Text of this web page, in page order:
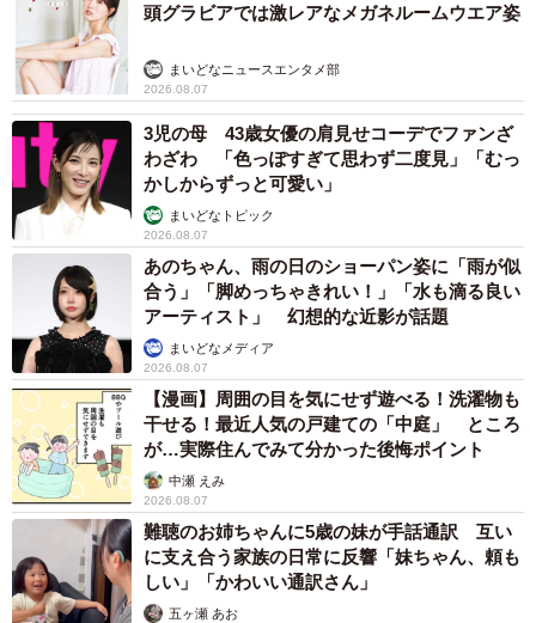
頭グラビアでは激レアなメガネルームウエア姿
まいどなニュースエンタメ部
2026.08.07
3児の母 43歳女優の肩見せコーデでファンざ
わざわ 「色っぽすぎて思わず二度見」「むっ
かしからずっと可愛い」
まいどなトピック
2026.08.07
あのちゃん、雨の日のショーパン姿に「雨が似
合う」「脚めっちゃきれい！」「水も滴る良い
アーティスト」 幻想的な近影が話題
まいどなメディア
2026.08.07
【漫画】周囲の目を気にせず遊べる！洗濯物も
干せる！最近人気の戸建ての「中庭」 ところ
が…実際住んでみて分かった後悔ポイント
中瀬 えみ
2026.08.07
難聴のお姉ちゃんに5歳の妹が手話通訳 互い
に支え合う家族の日常に反響「妹ちゃん、頼も
しい」「かわいい通訳さん」
五ヶ瀬 あお